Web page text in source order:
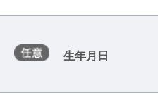
生年月日